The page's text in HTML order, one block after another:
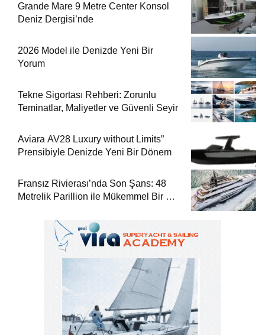
Grande Mare 9 Metre Center Konsol
Deniz Dergisi’nde
2026 Model ile Denizde Yeni Bir
Yorum
Tekne Sigortası Rehberi: Zorunlu
Teminatlar, Maliyetler ve Güvenli Seyir
Aviara AV28 Luxury without Limits”
Prensibiyle Denizde Yeni Bir Dönem
Fransız Rivierası’nda Son Şans: 48
Metrelik Parillion ile Mükemmel Bir Yat